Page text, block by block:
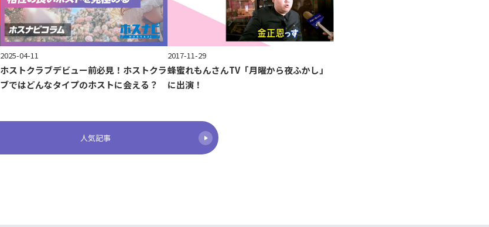
2025-04-11
ホストクラブデビュー前必見！ホストクラ
ブではどんなタイプのホストに会える？
2017-11-29
蜂蜜れもんさんTV「月曜から夜ふかし」
に出演！
人気記事